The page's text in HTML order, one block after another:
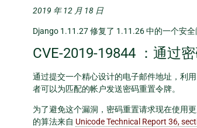
2019 年 12 月 18 日
Django 1.11.27 修复了 1.11.26 中的一个安全
CVE-2019-19844 ：通过
通过提交一个精心设计的电子邮件地址，利
者可以为匹配的帐户发送密码重置令牌。
为了避免这个漏洞，密码重置请求现在使用
的算法来自 Unicode Technical Report 36,